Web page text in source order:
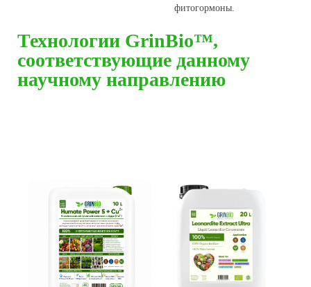
фитогормоны.
Технологии GrinBio™,
соответствующие данному
научному направлению